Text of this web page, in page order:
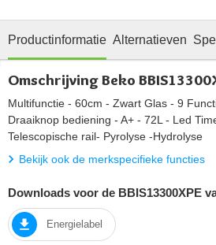
Productinformatie Alternatieven
Omschrijving Beko
Multifunctie - 60cm - Zwart Glas - 9
Draaiknop bediening - A+ - 72L - Led
Telescopische rail- Pyrolyse -Hydrolyse
Bekijk ook de merkspecifieke functies
Downloads voor de BBIS13300XPE
Energielabel